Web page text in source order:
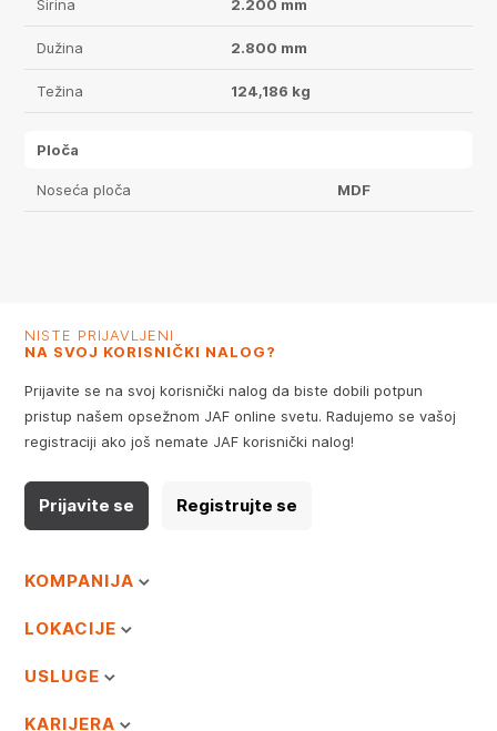
Širina 2.200 mm
Dužina 2.800 mm
Težina 124,186 kg
Ploča
Noseća ploča MDF
NISTE PRIJAVLJENI
NA SVOJ KORISNIČKI NALOG?
Prijavite se na svoj korisnički nalog da biste dobili potpun
pristup našem opsežnom JAF online svetu. Radujemo se vašoj
registraciji ako još nemate JAF korisnički nalog!
Prijavite se Registrujte se
KOMPANIJA
LOKACIJE
USLUGE
KARIJERA